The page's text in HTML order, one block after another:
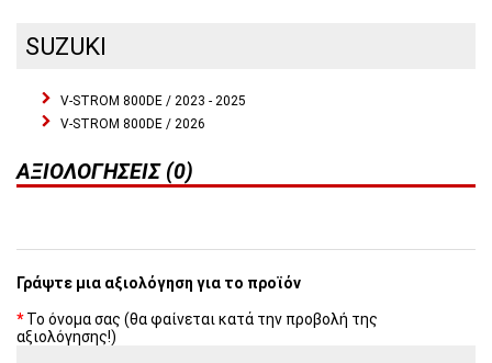
SUZUKI
V-STROM 800DE / 2023 - 2025
V-STROM 800DE / 2026
ΑΞΙΟΛΟΓΉΣΕΙΣ (0)
Γράψτε μια αξιολόγηση για το προϊόν
Το όνομα σας (θα φαίνεται κατά την προβολή της
αξιολόγησης!)